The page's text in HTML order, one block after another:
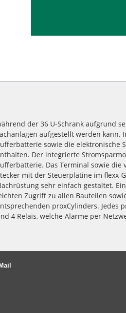
der 36 U-Schrank aufgrund
4 Relais, welche Alarme per